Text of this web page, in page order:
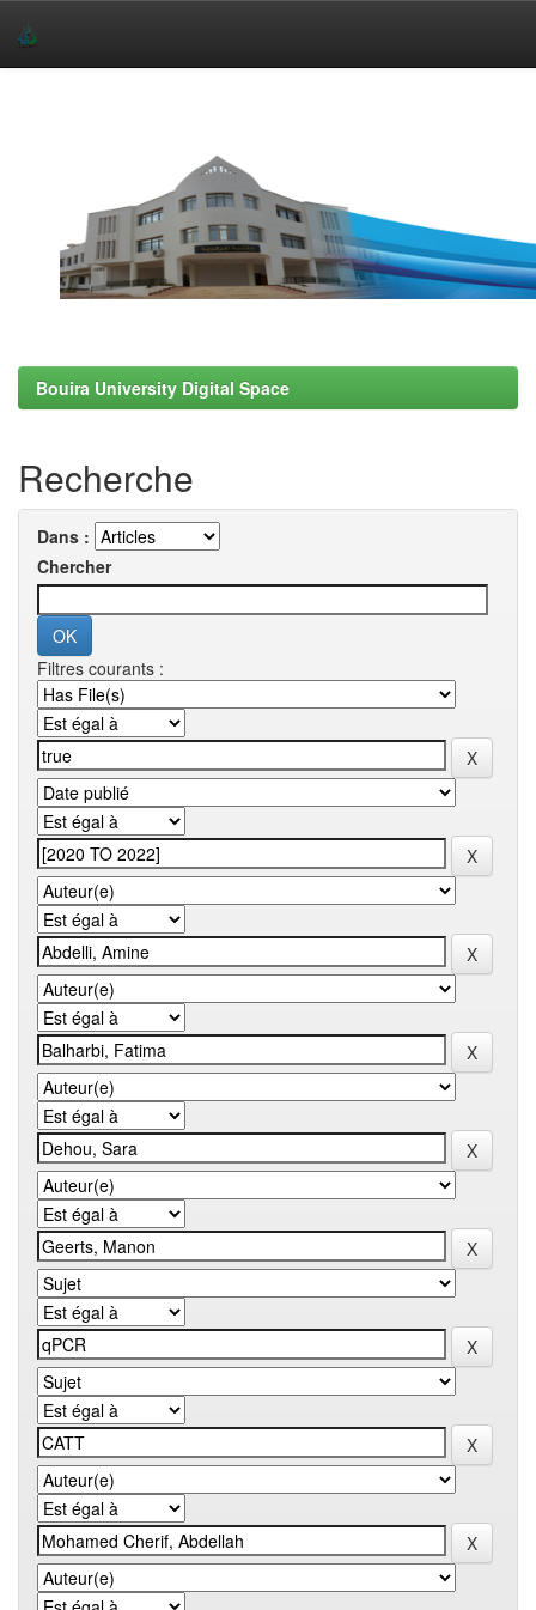
Bouira University Digital Space
Recherche
Dans :
Chercher
Filtres courants :